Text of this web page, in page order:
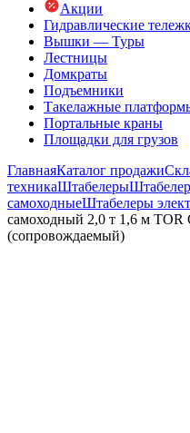
Акции
Гидравлические
Вышки — Туры
Лестницы
Домкраты
Подъемники
Такелажные
Портальные краны
Площадки для грузов
ГлавнаяКаталог продажи
техникаШтабелеры
самоходныеШтабелеры
самоходный 2,0 т 1,6 м TOR
(сопровождаемый)